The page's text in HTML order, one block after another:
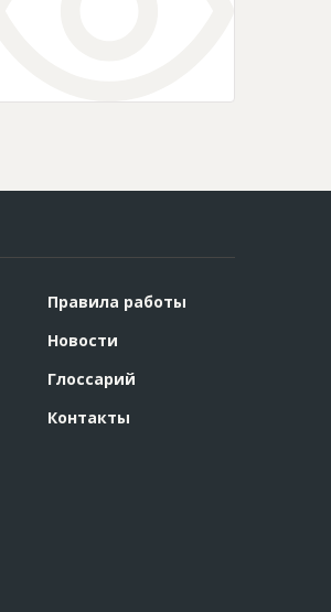
Правила работы
Новости
Глоссарий
Контакты